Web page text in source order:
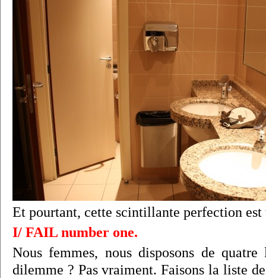
Et pourtant, cette scintillante perfection est
I/ FAIL number one.
Nous femmes, nous disposons de quatre
dilemme ? Pas vraiment. Faisons la liste